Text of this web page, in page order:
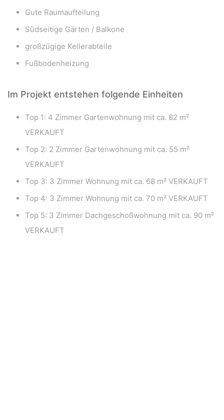
Gute Raumaufteilung
Südseitige Gärten / Balkone
großzügige Kellerabteile
Fußbodenheizung
Im Projekt entstehen folgende Einheiten
Top 1: 4 Zimmer Gartenwohnung mit ca. 82 m²
VERKAUFT
Top 2: 2 Zimmer Gartenwohnung mit ca. 55 m²
VERKAUFT
Top 3: 3 Zimmer Wohnung mit ca. 68 m² VERKAUFT
Top 4: 3 Zimmer Wohnung mit ca. 70 m² VERKAUFT
Top 5: 3 Zimmer Dachgeschoßwohnung mit ca. 90 m²
VERKAUFT